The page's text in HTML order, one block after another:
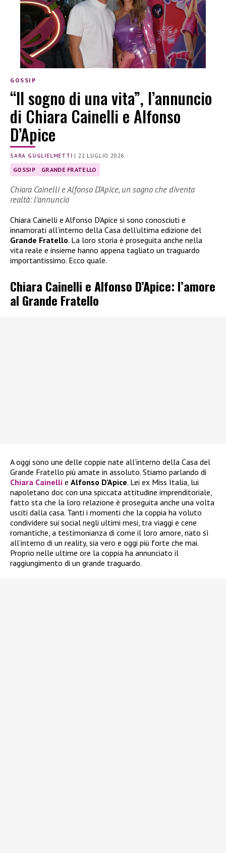
GOSSIP
“Il sogno di una vita”, l’annuncio
di Chiara Cainelli e Alfonso
D’Apice
SARA GUGLIELMETTI | 22 LUGLIO 2026
GOSSIP GRANDE FRATELLO
Chiara Cainelli e Alfonso D’Apice, un sogno che diventa
realtà: l’annuncio
Chiara Cainelli e Alfonso D’Apice si sono conosciuti e
innamorati all’interno della Casa dell’ultima edizione del
Grande Fratello. La loro storia è proseguita anche nella
vita reale e insieme hanno appena tagliato un traguardo
importantissimo. Ecco quale.
Chiara Cainelli e Alfonso D’Apice: l’amore
al Grande Fratello
A oggi sono une delle coppie nate all’interno della Casa del
Grande Fratello più amate in assoluto. Stiamo parlando di
Chiara Cainelli e Alfonso D’Apice. Lei ex Miss Italia, lui
napoletano doc con una spiccata attitudine imprenditoriale,
fatto sta che la loro relazione è proseguita anche una volta
usciti dalla casa. Tanti i momenti che la coppia ha voluto
condividere sui social negli ultimi mesi, tra viaggi e cene
romantiche, a testimonianza di come il loro amore, nato sì
all’interno di un reality, sia vero e oggi più forte che mai.
Proprio nelle ultime ore la coppia ha annunciato il
raggiungimento di un grande traguardo.